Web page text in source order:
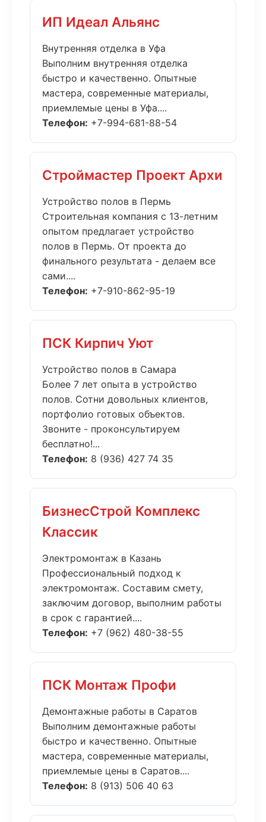
ИП Идеал Альянс
Внутренняя отделка в Уфа
Выполним внутренняя отделка
быстро и качественно. Опытные
мастера, современные материалы,
приемлемые цены в Уфа....
Телефон: +7-994-681-88-54
Строймастер Проект Архи
Устройство полов в Пермь
Строительная компания с 13-летним
опытом предлагает устройство
полов в Пермь. От проекта до
финального результата - делаем все
сами....
Телефон: +7-910-862-95-19
ПСК Кирпич Уют
Устройство полов в Самара
Более 7 лет опыта в устройство
полов. Сотни довольных клиентов,
портфолио готовых объектов.
Звоните - проконсультируем
бесплатно!...
Телефон: 8 (936) 427 74 35
БизнесСтрой Комплекс
Классик
Электромонтаж в Казань
Профессиональный подход к
электромонтаж. Составим смету,
заключим договор, выполним работы
в срок с гарантией....
Телефон: +7 (962) 480-38-55
ПСК Монтаж Профи
Демонтажные работы в Саратов
Выполним демонтажные работы
быстро и качественно. Опытные
мастера, современные материалы,
приемлемые цены в Саратов....
Телефон: 8 (913) 506 40 63